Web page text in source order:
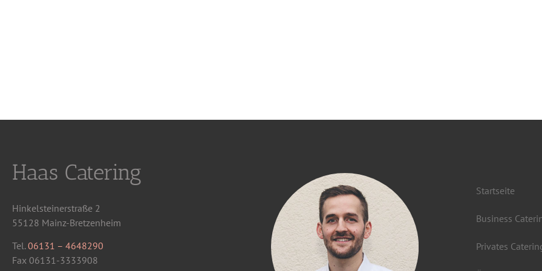
Haas Catering
Hinkelsteinerstraße 2
55128 Mainz-Bretzenheim
Tel.06131 – 4648290
Fax 06131-3333908
Startseite
Business
Privates